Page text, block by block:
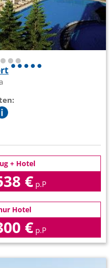
+ Hotel
€ p.P
Hotel
€ p.P